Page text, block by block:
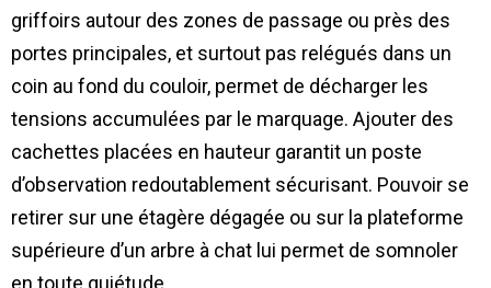
griffoirs autour des zones de passage ou près des
portes principales, et surtout pas relégués dans un
coin au fond du couloir, permet de décharger les
tensions accumulées par le marquage. Ajouter des
cachettes placées en hauteur garantit un poste
d’observation redoutablement sécurisant. Pouvoir se
retirer sur une étagère dégagée ou sur la plateforme
supérieure d’un arbre à chat lui permet de somnoler
en toute quiétude.